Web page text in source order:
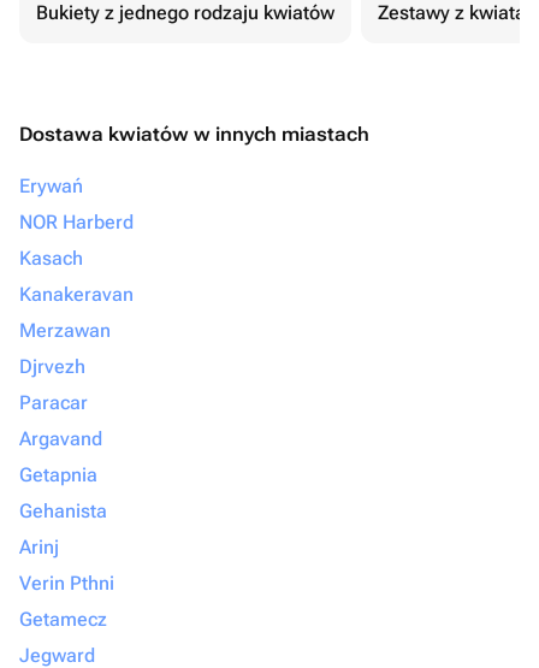
Bukiety z jednego rodzaju kwiatów Zestawy z
Dostawa kwiatów w innych miastach
Erywań
NOR Harberd
Kasach
Kanakeravan
Merzawan
Djrvezh
Paracar
Argavand
Getapnia
Gehanista
Arinj
Verin Pthni
Getamecz
Jegward